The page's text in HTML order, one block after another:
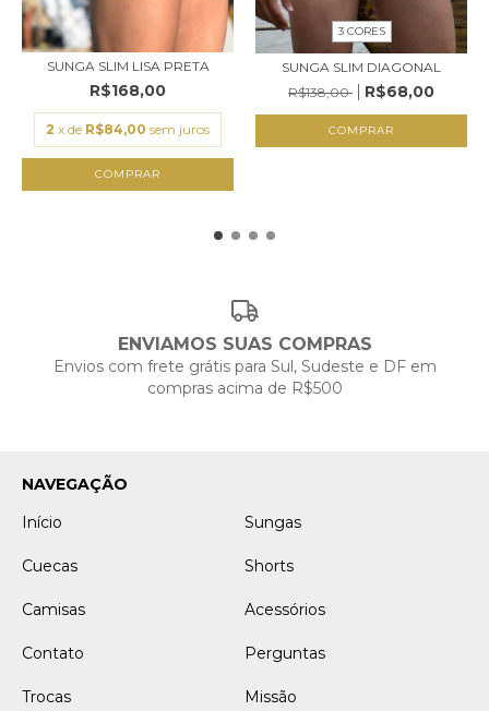
SUNGA SLIM LISA PRETA
R$168,00
2 x de R$84,00 sem juros
COMPRAR
3 CORES
SUNGA SLIM DIAGONAL
R$138,00
R$68,00
COMPRAR
ENVIAMOS SUAS COMPRAS
Envios com frete grátis para Sul, Sudeste e DF em
compras acima de R$500
NAVEGAÇÃO
Início
Sungas
Cuecas Shorts
Camisas Acessórios
Contato Perguntas
Trocas Missão